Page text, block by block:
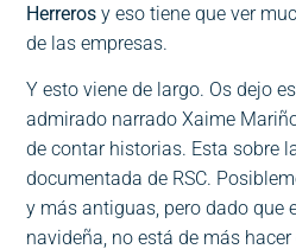
Herreros y eso tiene que ver
de las empresas.
Y esto viene de largo. Os dejo
admirado narrado Xaime
de contar historias. Esta sobre
documentada de RSC.
y más antiguas, pero dado que
navideña, no está de más hacer